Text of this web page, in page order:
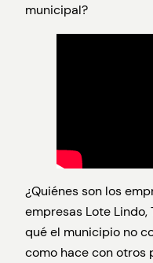
municipal?
¿Quiénes son los
empresas Lote Lindo,
qué el municipio no
como hace con otros